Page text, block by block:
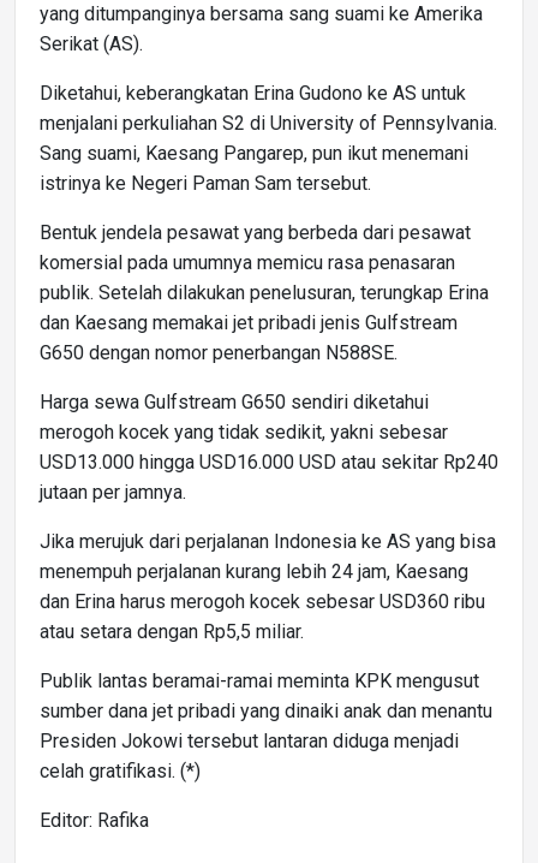
yang ditumpanginya bersama sang suami ke Amerika
Serikat (AS).
Diketahui, keberangkatan Erina Gudono ke AS untuk
menjalani perkuliahan S2 di University of Pennsylvania.
Sang suami, Kaesang Pangarep, pun ikut menemani
istrinya ke Negeri Paman Sam tersebut.
Bentuk jendela pesawat yang berbeda dari pesawat
komersial pada umumnya memicu rasa penasaran
publik. Setelah dilakukan penelusuran, terungkap Erina
dan Kaesang memakai jet pribadi jenis Gulfstream
G650 dengan nomor penerbangan N588SE.
Harga sewa Gulfstream G650 sendiri diketahui
merogoh kocek yang tidak sedikit, yakni sebesar
USD13.000 hingga USD16.000 USD atau sekitar Rp240
jutaan per jamnya.
Jika merujuk dari perjalanan Indonesia ke AS yang bisa
menempuh perjalanan kurang lebih 24 jam, Kaesang
dan Erina harus merogoh kocek sebesar USD360 ribu
atau setara dengan Rp5,5 miliar.
Publik lantas beramai-ramai meminta KPK mengusut
sumber dana jet pribadi yang dinaiki anak dan menantu
Presiden Jokowi tersebut lantaran diduga menjadi
celah gratifikasi. (*)
Editor: Rafika